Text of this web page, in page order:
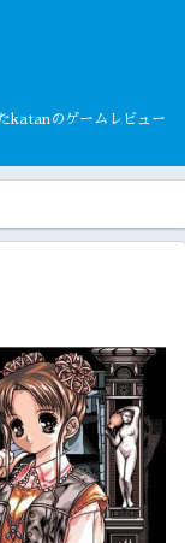
katanのゲームレビュー